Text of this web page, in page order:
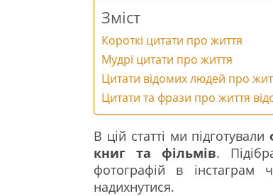
Зміст
Короткі цитати про життя
Мудрі цитати про життя
Цитати відомих людей про
Цитати та фрази про життя
В цій статті ми підготували
книг та фільмів.
фотографій в
надихнутися.